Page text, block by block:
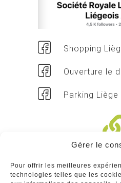
Gérer le
Pour offrir les meilleures
technologies telles que les
Shopping
Ouverture le
Parking Liège